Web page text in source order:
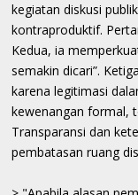
kegiatan diskusi
kontraproduktif.
Kedua, ia
semakin dicari”.
karena legitimasi
kewenangan formal,
Transparansi dan
pembatasan ruang